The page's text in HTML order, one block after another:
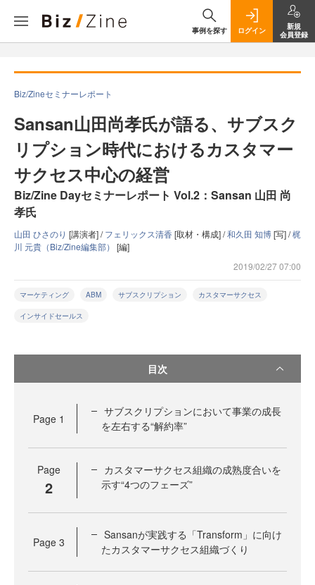
事例を探す ログイン
新規
会員登録
Biz/Zineセミナーレポート
Sansan山田尚孝氏が語る、サブスク
リプション時代におけるカスタマー
サクセス中心の経営
Biz/Zine Dayセミナーレポート Vol.2：Sansan 山田 尚
孝氏
山田 ひさのり [講演者] /フェリックス清香[取材・構成] /和久田 知博[写] /梶
川 元貴（Biz/Zine編集部） [編]
2019/02/27 07:00
マーケティング ABM サブスクリプション カスタマーサクセス
インサイドセールス
目次
Page 1
サブスクリプションにおいて事業の成長
を左右する“解約率”
Page
2
カスタマーサクセス組織の成熟度合いを
示す“4つのフェーズ”
Page 3
Sansanが実践する「Transform」に向け
たカスタマーサクセス組織づくり